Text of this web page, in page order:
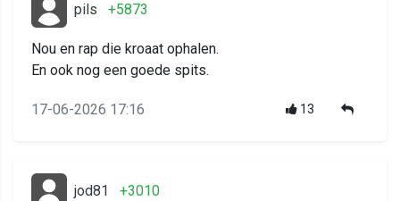
pils +5873
Nou en rap die kroaat ophalen.
En ook nog een goede spits.
17-06-2026 17:16 13
jod81 +3010